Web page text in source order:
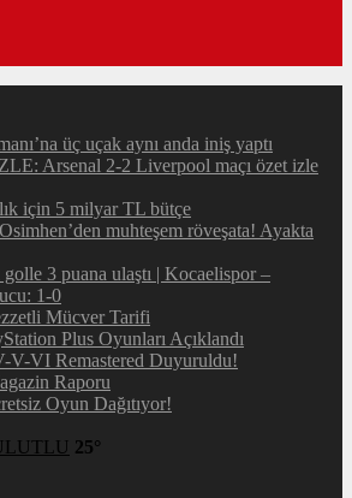
üç uçak aynı anda iniş yaptı
Arsenal 2-2 Liverpool maçı özet izle
için 5 milyar TL bütçe
muhteşem röveşata! Ayakta
3 puana ulaştı | Kocaelispor –
1-0
Mücver Tarifi
Plus Oyunları Açıklandı
V-VI Remastered Duyuruldu!
Raporu
Oyun Dağıtıyor!
25°